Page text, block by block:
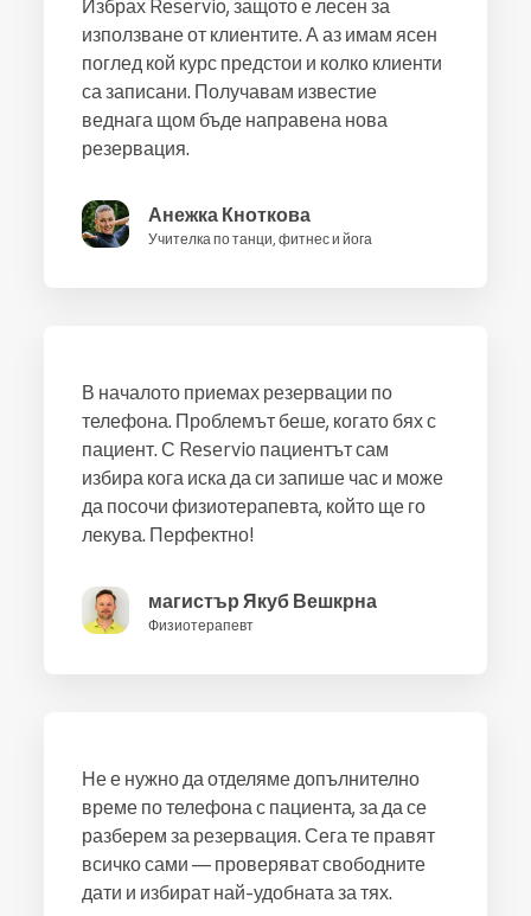
Избрах Reservio, защото е лесен за
използване от клиентите. А аз имам ясен
поглед кой курс предстои и колко клиенти
са записани. Получавам известие
веднага щом бъде направена нова
резервация.
Анежка Кноткова
Учителка по танци, фитнес и йога
В началото приемах резервации по
телефона. Проблемът беше, когато бях с
пациент. С Reservio пациентът сам
избира кога иска да си запише час и може
да посочи физиотерапевта, който ще го
лекува. Перфектно!
магистър Якуб Вешкрна
Физиотерапевт
Не е нужно да отделяме допълнително
време по телефона с пациента, за да се
разберем за резервация. Сега те правят
всичко сами — проверяват свободните
дати и избират най-удобната за тях.